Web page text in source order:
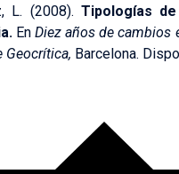
L. (2008).Tipologías
EnDiez años de cambios
Geocrítica, Barcelona.